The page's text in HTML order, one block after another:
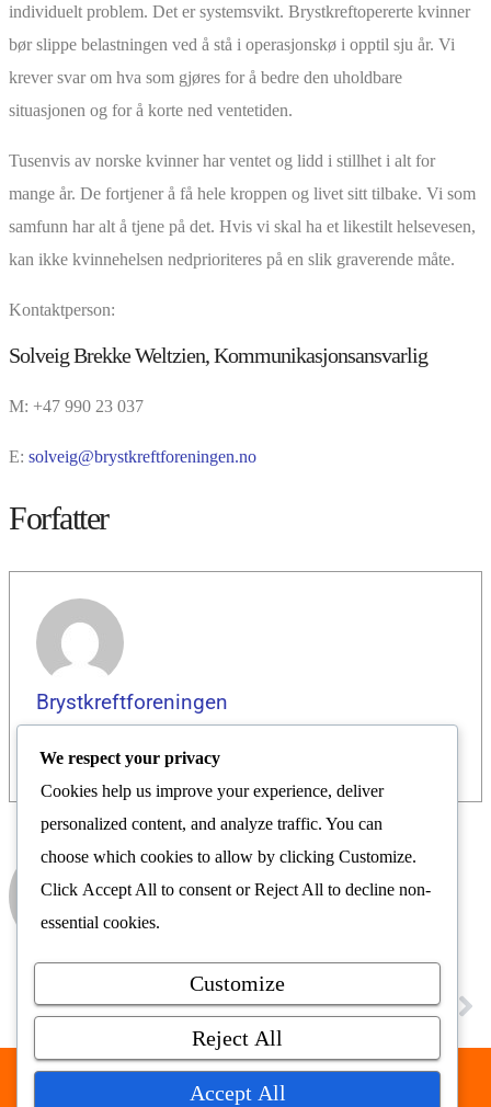
individuelt problem. Det er systemsvikt. Brystkreftopererte kvinner
bør slippe belastningen ved å stå i operasjonskø i opptil sju år. Vi
krever svar om hva som gjøres for å bedre den uholdbare
situasjonen og for å korte ned ventetiden.
Tusenvis av norske kvinner har ventet og lidd i stillhet i alt for
mange år. De fortjener å få hele kroppen og livet sitt tilbake. Vi som
samfunn har alt å tjene på det. Hvis vi skal ha et likestilt helsevesen,
kan ikke kvinnehelsen nedprioriteres på en slik graverende måte.
Kontaktperson:
Solveig Brekke Weltzien, Kommunikasjonsansvarlig
M: +47 990 23 037
E: solveig@brystkreftforeningen.no
Forfatter
Brystkreftforeningen
Brystkreftforeningen
Lansering av EUs anti-poverty strategi og PeP 2026 Ny behandling kan gi håp til pasienter med avansert brystkreft
Nyhetsrommet AS © 2026
We respect your privacy
Cookies help us improve your experience, deliver
personalized content, and analyze traffic. You can
choose which cookies to allow by clicking Customize.
Click Accept All to consent orReject All to decline non-
essential cookies.
Customize
Reject All
Accept All